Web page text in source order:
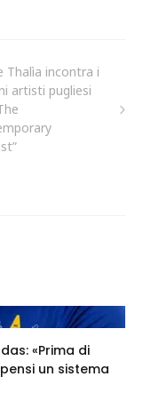
Thalìa incontra i
artisti pugliesi
«Prima di
un sistema